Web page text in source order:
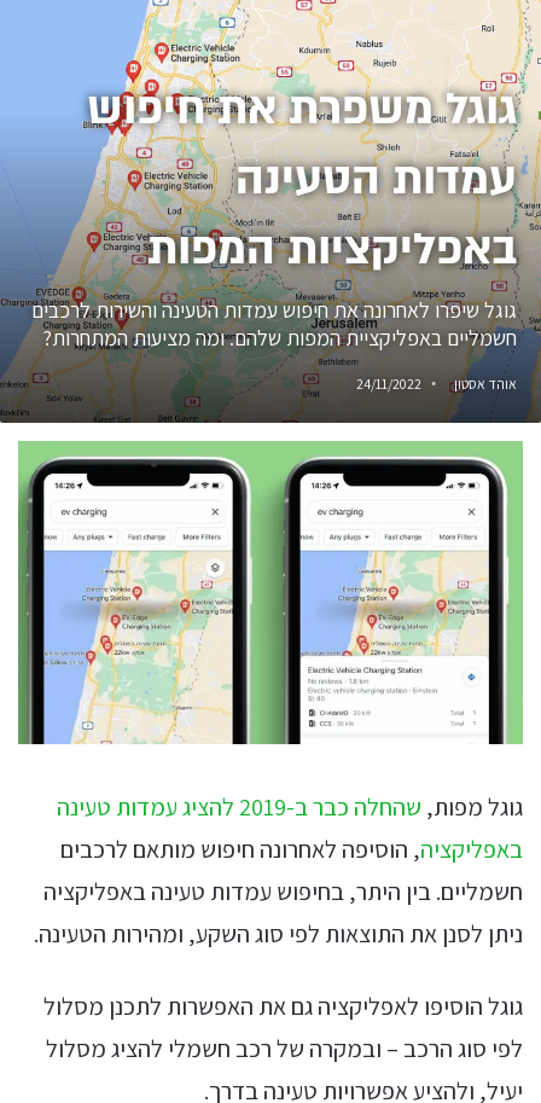
גוגל משפרת את חיפוש
עמדות הטעינה
באפליקציות המפות
גוגל שיפרו לאחרונה את חיפוש עמדות הטעינה והשירות לרכבים
חשמליים באפליקציית המפות שלהם. ומה מציעות המתחרות?
אוהד אסטון 24/11/2022
גוגל מפות,
שהחלה כבר ב-2019 להציג עמדות טעינה
באפליקציה, הוסיפה לאחרונה חיפוש מותאם לרכבים
חשמליים. בין היתר, בחיפוש עמדות טעינה באפליקציה
ניתן לסנן את התוצאות לפי סוג השקע, ומהירות הטעינה.
גוגל הוסיפו לאפליקציה גם את האפשרות לתכנן מסלול
לפי סוג הרכב – ובמקרה של רכב חשמלי להציג מסלול
יעיל, ולהציע אפשרויות טעינה בדרך.